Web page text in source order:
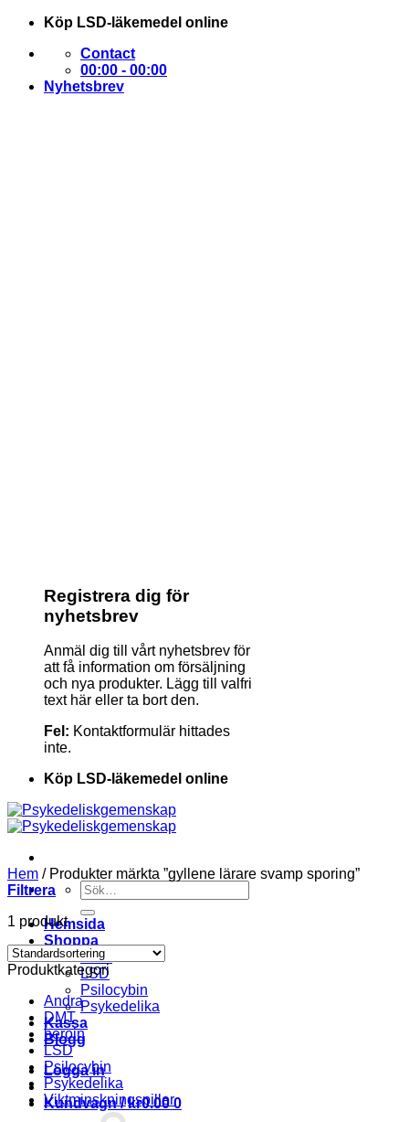
Skip
content
Köp LSD-läkemedel online
Contact
00:00 - 00:00
Nyhetsbrev
Registrera dig för
nyhetsbrev
Anmäl dig till vårt nyhetsbrev för
att få information om försäljning
och nya produkter. Lägg till valfri
text här eller ta bort den.
Fel: Kontaktformulär hittades
inte.
Köp LSD-läkemedel online
Söka
efter
Hemsida
Shoppa
DMT
LSD
Psilocybin
Psykedelika
Kassa
Blogg
Logga in
Kundvagn /kr0.00 0
Hem /Produkter märkta ”gyllene lärare svamp sporing”
Filtrera
1 produkt
Produktkategori
Andra
DMT
heroin
LSD
Psilocybin
Psykedelika
Viktminskningspiller